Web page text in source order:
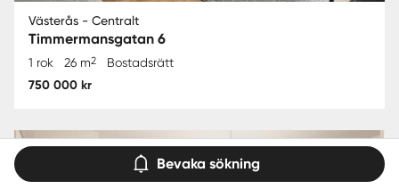
Västerås - Centralt
Timmermansgatan 6
1 rok 26 m2 Bostadsrätt
750 000 kr
Bevaka sökning